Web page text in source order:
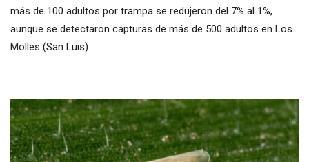
más de 100 adultos por trampa se redujeron del 7% al 1%,
aunque se detectaron capturas de más de 500 adultos en Los
Molles (San Luis).